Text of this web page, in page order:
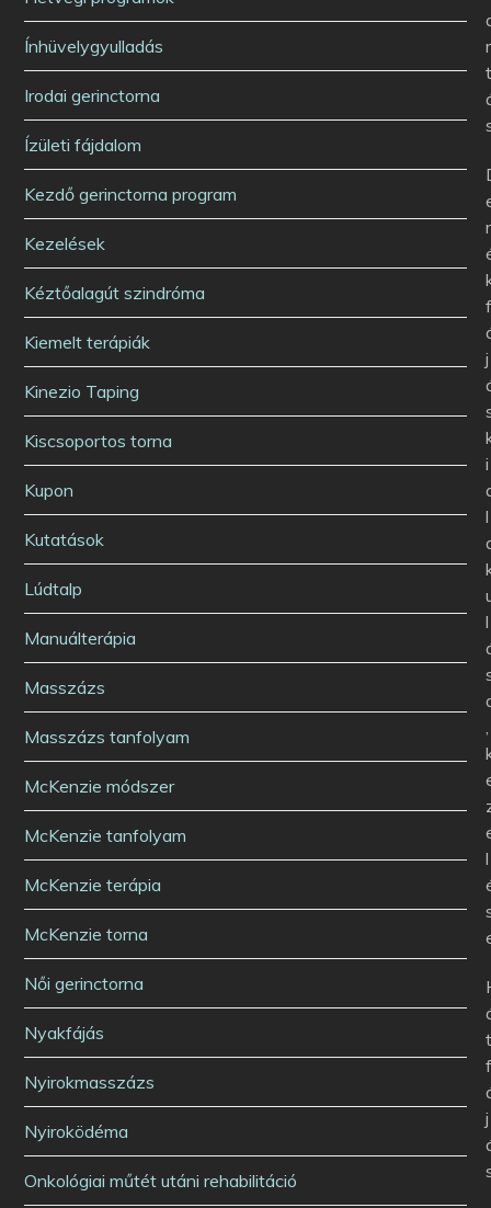
Ínhüvelygyulladás
Irodai gerinctorna
Ízületi fájdalom
Kezdő gerinctorna program
Kezelések
Kéztőalagút szindróma
Kiemelt terápiák
Kinezio Taping
Kiscsoportos torna
Kupon
Kutatások
Lúdtalp
Manuálterápia
Masszázs
Masszázs tanfolyam
McKenzie módszer
McKenzie tanfolyam
McKenzie terápia
McKenzie torna
Női gerinctorna
Nyakfájás
Nyirokmasszázs
Nyiroködéma
Onkológiai műtét utáni rehabilitáció
r
r
j
i
l
l
,
l
j